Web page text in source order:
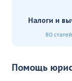
Налоги и
80 статей
Помощь